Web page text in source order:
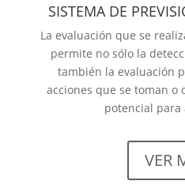
SISTEMA DE
La evaluación que se
permite no sólo la
también la evaluación
acciones que se toman o
potencial
VER